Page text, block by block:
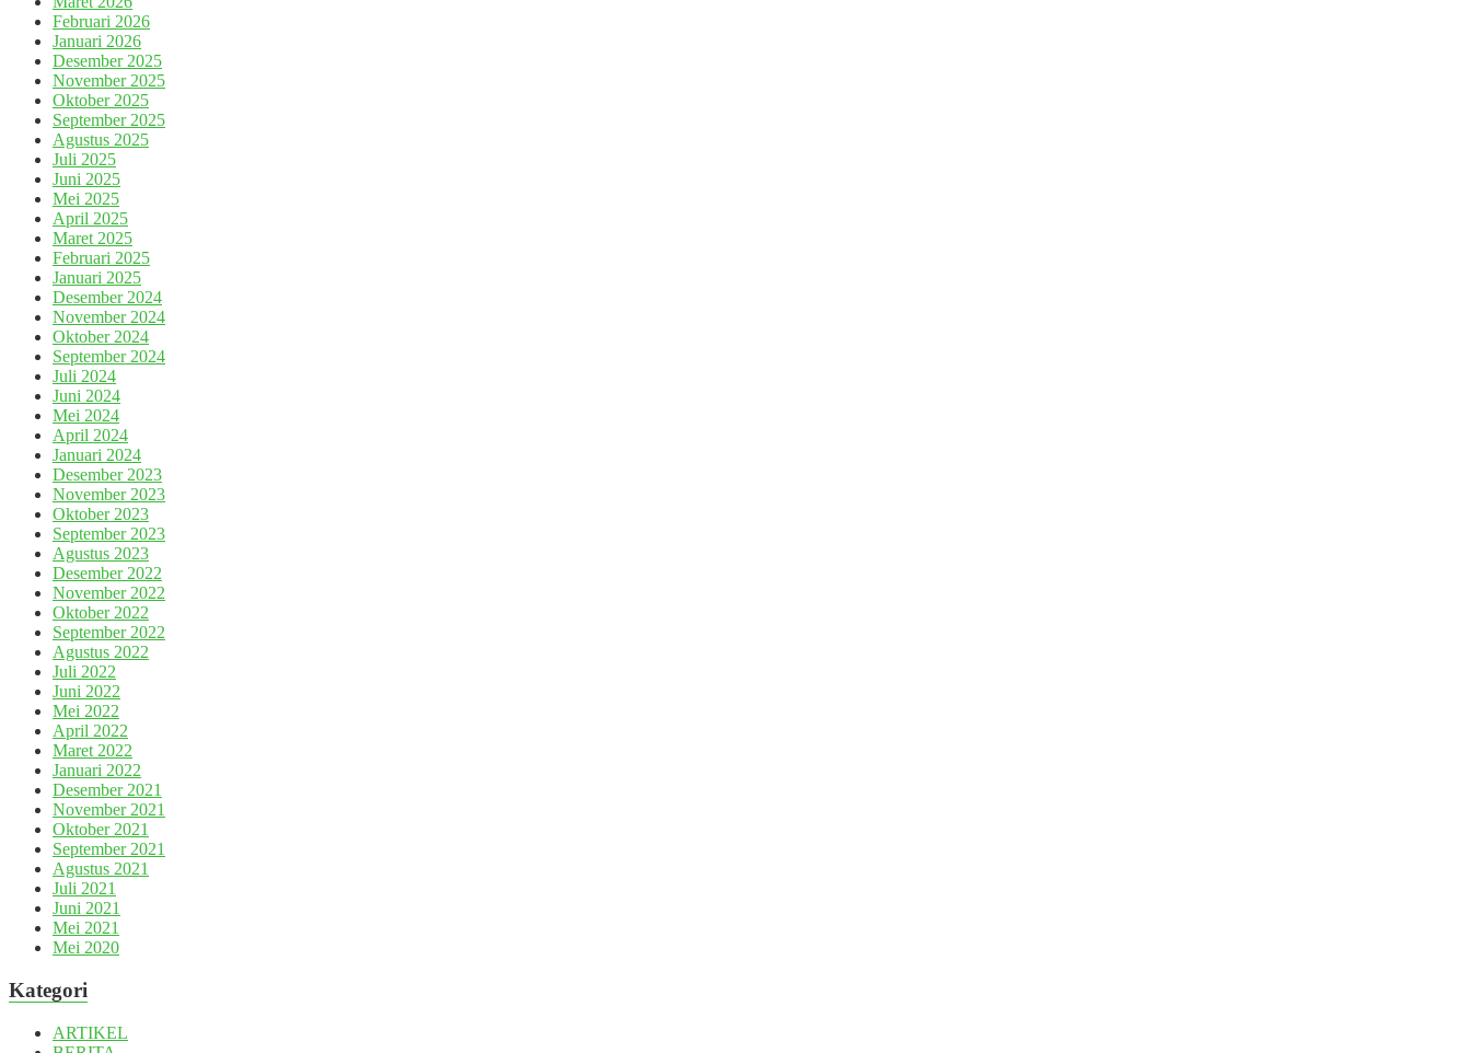
Februari 2026
Januari 2026
Desember 2025
November 2025
Oktober 2025
September 2025
Agustus 2025
Juli 2025
Juni 2025
Mei 2025
April 2025
Maret 2025
Februari 2025
Januari 2025
Desember 2024
November 2024
Oktober 2024
September 2024
Juli 2024
Juni 2024
Mei 2024
April 2024
Januari 2024
Desember 2023
November 2023
Oktober 2023
September 2023
Agustus 2023
Desember 2022
November 2022
Oktober 2022
September 2022
Agustus 2022
Juli 2022
Juni 2022
Mei 2022
April 2022
Maret 2022
Januari 2022
Desember 2021
November 2021
Oktober 2021
September 2021
Agustus 2021
Juli 2021
Juni 2021
Mei 2021
Mei 2020
Kategori
ARTIKEL